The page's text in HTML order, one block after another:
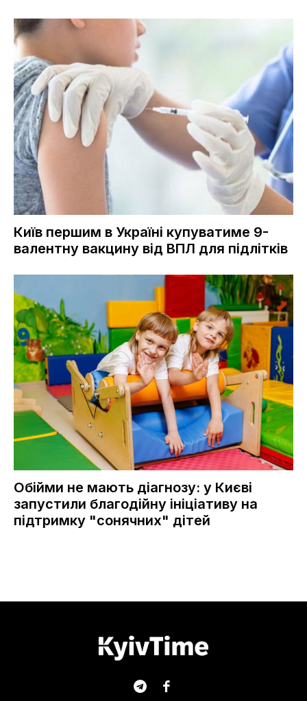
Київ першим в Україні купуватиме 9-
валентну вакцину від ВПЛ для підлітків
Обійми не мають діагнозу: у Києві
запустили благодійну ініціативу на
підтримку "сонячних" дітей